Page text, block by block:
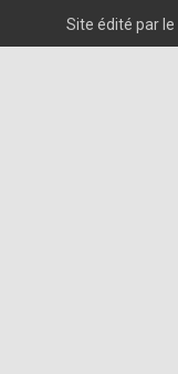
Site édité par